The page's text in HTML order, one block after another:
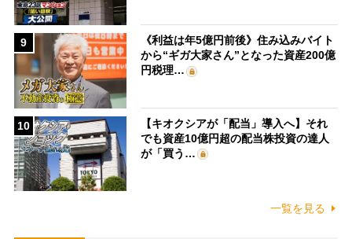
9
《利益は年5億円前後》住み込みバイト
から“ギガ大家さん”となった資産200億
円税理…
10
【キオクシアが「配当」導入へ】それ
でも資産10億円超の配当株投資の達人
が「買う…
一覧を見る